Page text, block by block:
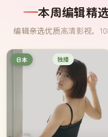
本周编辑精
编辑亲选优质高清影视，
日本 独播